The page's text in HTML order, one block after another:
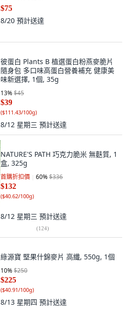
$75
8/20 預計送達
彼蛋白 Plants B 植選蛋白粉燕麥脆片
隨身包 多口味高蛋白營養補充 健康美
味新選擇, 1個, 35g
13%$45
$39
($111.43/100g)
8/12 星期三 預計送達
NATURE'S PATH 巧克力脆米 無麩質, 1
盒, 325g
首購折扣價 60%$336
$132
($40.62/100g)
8/12 星期三 預計送達
(124)
綠源寶 堅果什錦麥片 高纖, 550g, 1個
10%$250
$225
($40.91/100g)
8/13 星期四 預計送達